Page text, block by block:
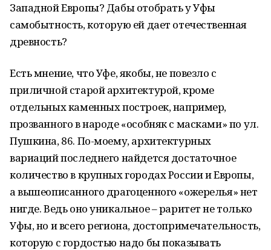
Западной Европы? Дабы отобрать у Уфы
самобытность, которую ей дает отечественная
древность?
Есть мнение, что Уфе, якобы, не повезло с
приличной старой архитектурой, кроме
отдельных каменных построек, например,
прозванного в народе «особняк с масками» по ул.
Пушкина, 86. По-моему, архитектурных
вариаций последнего найдется достаточное
количество в крупных городах России и Европы,
а вышеописанного драгоценного «ожерелья» нет
нигде. Ведь оно уникальное – раритет не только
Уфы, но и всего региона, достопримечательность,
которую с гордостью надо бы показывать